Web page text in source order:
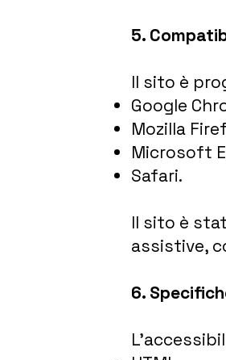
5.
Il sito è
Google
Mozilla
Microsoft
Safari.
Il sito è
assistive,
6.